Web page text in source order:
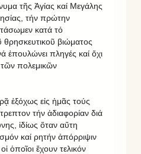
τῆς Ἁγίας καί Μεγάλης
τήν πρώτην
κατά τό
θρησκευτικοῦ βιώματος
ἐπουλώνει πληγές καί ὄχι
πολεμικῶν
ἐξόχως εἰς ἡμᾶς τούς
τήν ἀδιαφορίαν διά
ἰδίως ὅταν αὕτη
καί ρητήν ἀπόρριψιν
ὁποῖοι ἔχουν τελικόν